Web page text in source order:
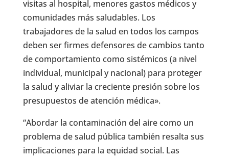
visitas al hospital, menores gastos médicos y
comunidades más saludables. Los
trabajadores de la salud en todos los campos
deben ser firmes defensores de cambios tanto
de comportamiento como sistémicos (a nivel
individual, municipal y nacional) para proteger
la salud y aliviar la creciente presión sobre los
presupuestos de atención médica».
“Abordar la contaminación del aire como un
problema de salud pública también resalta sus
implicaciones para la equidad social. Las